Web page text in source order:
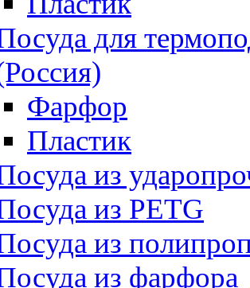
для
Фарфор
Пластик
из
из PETG
из
из фарфора